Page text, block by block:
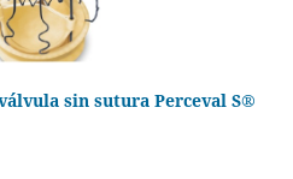
sin sutura Perceval S®